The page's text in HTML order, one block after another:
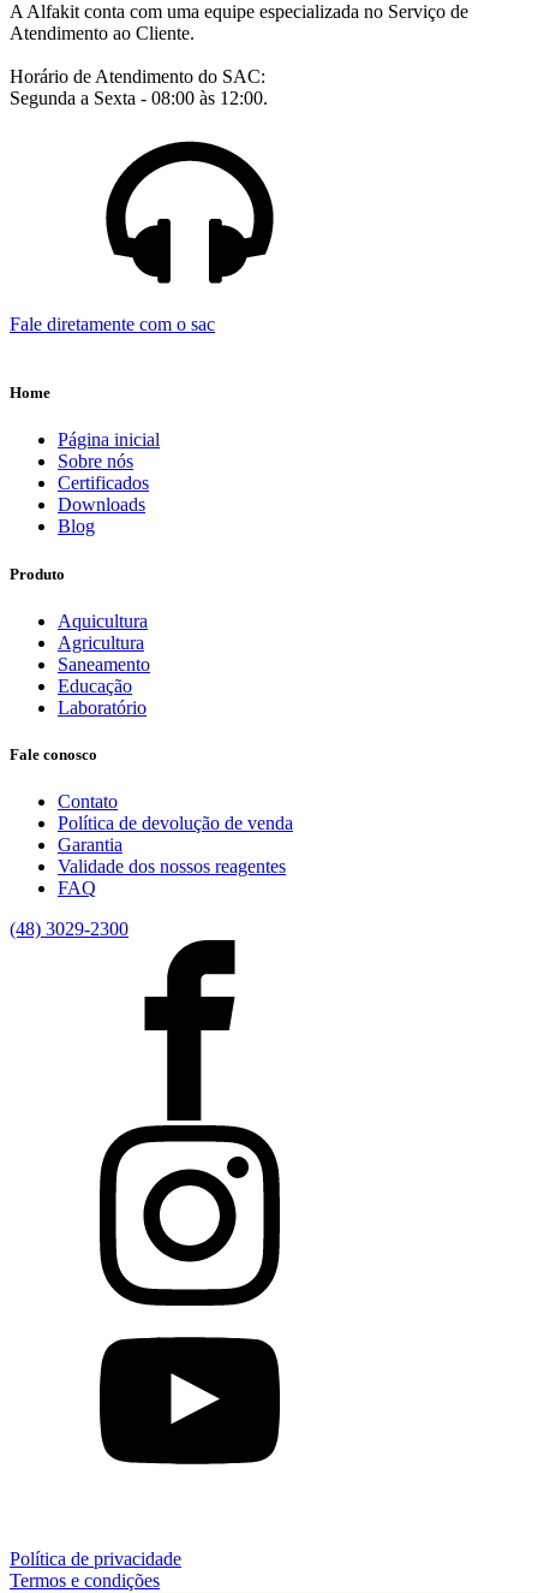
A Alfakit conta com uma equipe especializada no Serviço de
Atendimento ao Cliente.
Horário de Atendimento do SAC:
Segunda a Sexta - 08:00 às 12:00.
Fale diretamente com o sac
Home
Página inicial
Sobre nós
Certificados
Downloads
Blog
Produto
Aquicultura
Agricultura
Saneamento
Educação
Laboratório
Fale conosco
Contato
Política de devolução de venda
Garantia
Validade dos nossos reagentes
FAQ
(48) 3029-2300
Política de privacidade
Termos e condições